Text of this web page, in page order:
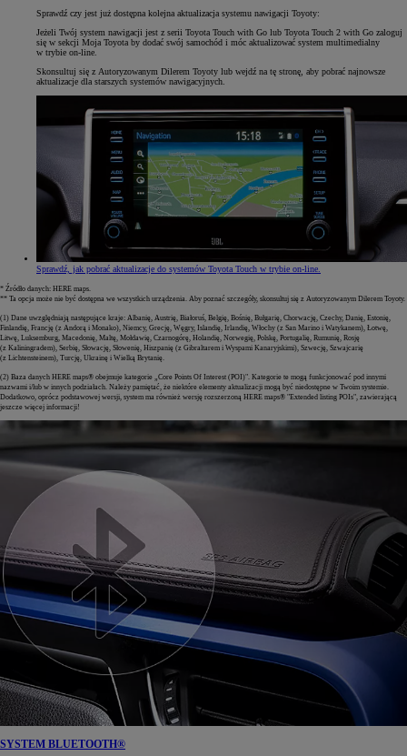
Sprawdź czy jest już dostępna kolejna aktualizacja systemu nawigacji Toyoty:
Jeżeli Twój system nawigacji jest z serii Toyota Touch with Go lub Toyota Touch 2 with Go zaloguj
się w sekcji Moja Toyota by dodać swój samochód i móc aktualizować system multimedialny
w trybie on-line.
Skonsultuj się z Autoryzowanym Dilerem Toyoty lub wejdź na tę stronę, aby pobrać najnowsze
aktualizacje dla starszych systemów nawigacyjnych.
Sprawdź, jak pobrać aktualizacje do systemów Toyota Touch w trybie on-line.
* Źródło danych: HERE maps.
** Ta opcja może nie być dostępna we wszystkich urządzenia. Aby poznać szczegóły, skonsultuj się z Autoryzowanym Dilerem Toyoty.
(1) Dane uwzględniają następujące kraje: Albanię, Austrię, Białoruś, Belgię, Bośnię, Bułgarię, Chorwację, Czechy, Danię, Estonię,
Finlandię, Francję (z Andorą i Monako), Niemcy, Grecję, Węgry, Islandię, Irlandię, Włochy (z San Marino i Watykanem), Łotwę,
Litwę, Luksemburg, Macedonię, Maltę, Mołdawię, Czarnogórę, Holandię, Norwegię, Polskę, Portugalię, Rumunię, Rosję
(z Kaliningradem), Serbię, Słowację, Słowenię, Hiszpanię (z Gibraltarem i Wyspami Kanaryjskimi), Szwecję, Szwajcarię
(z Lichtensteinem), Turcję, Ukrainę i Wielką Brytanię.
(2) Baza danych HERE maps® obejmuje kategorie „Core Points Of Interest (POI)". Kategorie te mogą funkcjonować pod innymi
nazwami i/lub w innych podziałach. Należy pamiętać, że niektóre elementy aktualizacji mogą być niedostępne w Twoim systemie.
Dodatkowo, oprócz podstawowej wersji, system ma również wersję rozszerzoną HERE maps® "Extended listing POIs", zawierającą
jeszcze więcej informacji!
SYSTEM BLUETOOTH®